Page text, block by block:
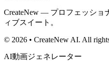
CreateNew — プロフェッショ
ィブスイート。
© 2026 • CreateNew AI. All
AI動画ジェネレーター